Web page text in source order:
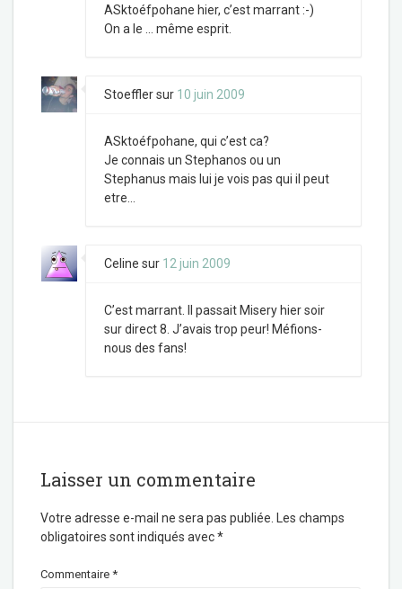
ASktoéfpohane hier, c’est marrant :-)
On a le … même esprit.
Stoefflersur 10 juin 2009
ASktoéfpohane, qui c’est ca?
Je connais un Stephanos ou un
Stephanus mais lui je vois pas qui il peut
etre…
Celine sur 12 juin 2009
C’est marrant. Il passait Misery hier soir
sur direct 8. J’avais trop peur! Méfions-
nous des fans!
Laisser un commentaire
Votre adresse e-mail ne sera pas publiée.
Les champs
obligatoires sont indiqués avec*
Commentaire *